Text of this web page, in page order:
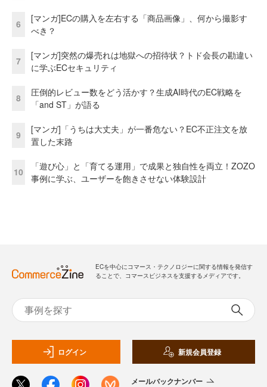
6
[マンガ]ECの購入を左右する「商品画像」、何から撮影す
べき？
7
[マンガ]突然の爆売れは地獄への招待状？トド会長の勘違い
に学ぶECセキュリティ
8
圧倒的レビュー数をどう活かす？生成AI時代のEC戦略を
「and ST」が語る
9
[マンガ]「うちは大丈夫」が一番危ない？EC不正注文を放
置した末路
10
「遊び心」と「育てる運用」で成果と独自性を両立！ZOZO
事例に学ぶ、ユーザーを飽きさせない体験設計
ECを中心にコマース・テクノロジーに関する情報を発信す
ることで、コマースビジネスを支援するメディアです。
ログイン 新規会員登録
メールバックナンバー